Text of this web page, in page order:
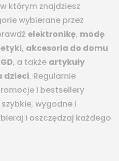
którym znajdziesz
wybierane przez
elektronikę, modę
, akcesoria do domu
, a także artykuły
dzieci. Regularnie
i bestsellery
wygodne i
i oszczędzaj każdego